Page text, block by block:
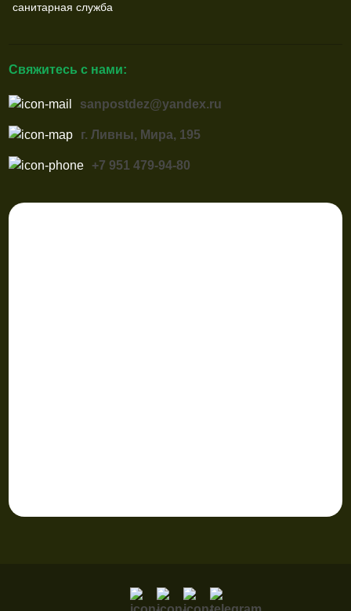
санитарная служба
Свяжитесь с нами:
sanpostdez@yandex.ru
г. Ливны, Мира, 195
+7 951 479-94-80